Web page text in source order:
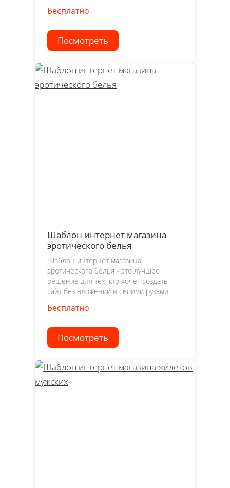
Бесплатно
Посмотреть
Шаблон интернет магазина
эротического белья
Шаблон интернет магазина
эротического белья - это лучшее
решение для тех, кто хочет создать
сайт без вложений и своими руками.
Бесплатно
Посмотреть